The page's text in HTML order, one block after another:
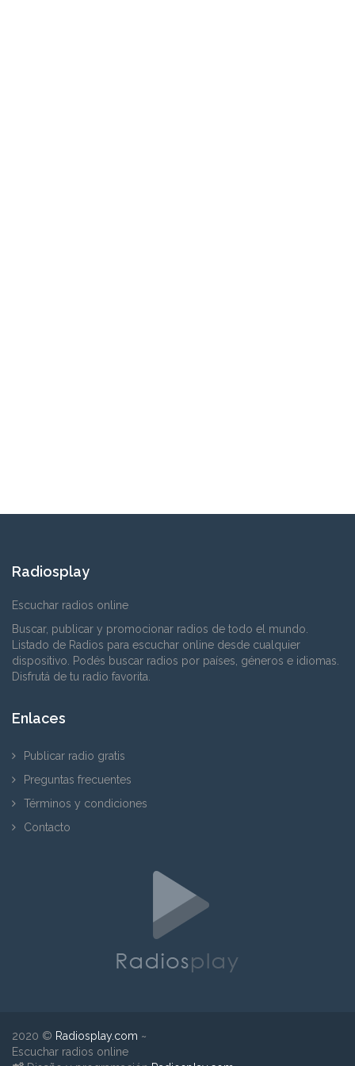
Radiosplay
Escuchar radios online
Buscar, publicar y promocionar radios de todo el mundo.
Listado de Radios para escuchar online desde cualquier
dispositivo. Podés buscar radios por países, géneros e idiomas.
Disfrutá de tu radio favorita.
Enlaces
Publicar radio gratis
Preguntas frecuentes
Términos y condiciones
Contacto
2020 © Radiosplay.com ~
Escuchar radios online